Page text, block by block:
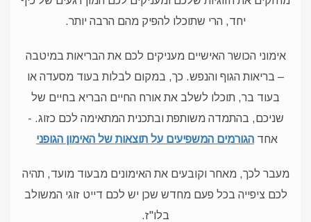
יחד, הרי שתוכלו להפיק מהם הרבה יותר.
אימוני הכושר האישיים מעניקים לכם את הבריאות במיטבה
– בריאות הגוף והנפש. כך, במקום לבלות בעוד מסעדה או
בעוד בר, תוכלו לשלב את אורח החיים הבריא בחיים של
שניכם, בהתמדה משותפת ובתכנית המתאימה לכם כזוג. -
אחד הגורמים המשפיעים על תוצאות של האימון הגופני
מעבר לכך, מאחר וקובעים את האימונים מבעוד מועד, תהיה
לכם ציפייה בכל פעם מחדש שכן יש לכם דייט זוגי המשולב
בלו"ז.